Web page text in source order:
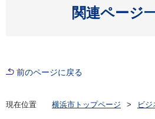
関連ページ
開
前のページに戻る
現在位置 横浜市トップページ
ビジ